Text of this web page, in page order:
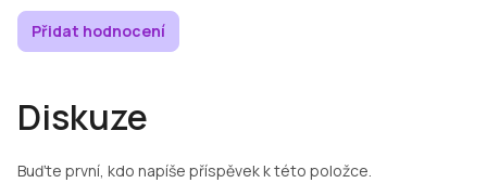
Přidat hodnocení
Diskuze
Buďte první, kdo napíše příspěvek k této položce.